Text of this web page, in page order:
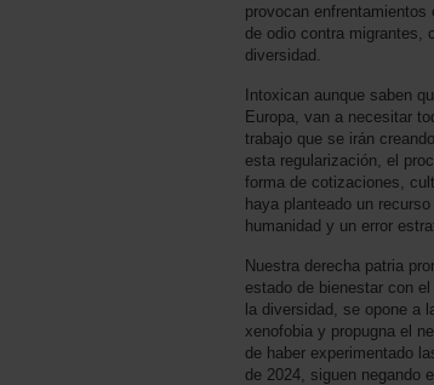
provocan
de odio contra migrantes,
diversidad.
Intoxican aunque saben
Europa, van a necesitar
trabajo que se irán
esta regularización, el
forma de cotizaciones,
haya planteado un
humanidad y un error
Nuestra derecha patria
estado de bienestar con
la diversidad, se opone a
xenofobia y propugna el
de haber experimentado
de 2024, siguen negando